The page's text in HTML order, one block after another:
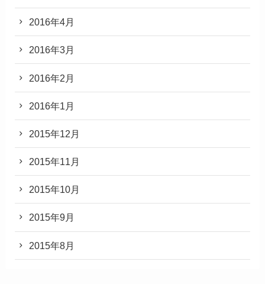
2016年4月
2016年3月
2016年2月
2016年1月
2015年12月
2015年11月
2015年10月
2015年9月
2015年8月